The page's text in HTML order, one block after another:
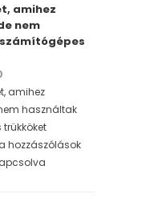
amihez
nem
amihez
használtak
a hozzászólások